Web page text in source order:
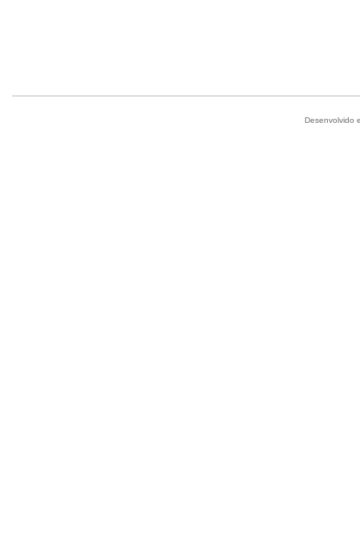
Desenvolvido